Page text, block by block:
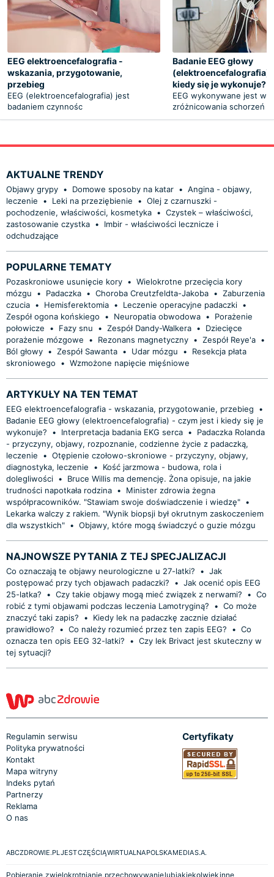
EEG elektroencefalografia -
wskazania, przygotowanie,
przebieg
EEG (elektroencefalografia) jest
badaniem czynnośc
Badanie EEG głowy
(elektroencefalografia)
kiedy się je wykonuje?
EEG wykonywane jest w
zróżnicowania schorzeń
AKTUALNE TRENDY
Objawy grypy • Domowe sposoby na katar • Angina - objawy,
leczenie
• Leki na przeziębienie • Olej z czarnuszki -
pochodzenie, właściwości, kosmetyka • Czystek – właściwości,
zastosowanie czystka •
Imbir - właściwości lecznicze i
odchudzające
POPULARNE TEMATY
Pozaskroniowe usunięcie kory • Wielokrotne przecięcia kory
mózgu
• Padaczka • Choroba Creutzfeldta-Jakoba • Zaburzenia
czucia • Hemisferektomia • Leczenie operacyjne padaczki •
Zespół ogona końskiego
• Neuropatia obwodowa •
Porażenie
połowicze
• Fazy snu • Zespół Dandy-Walkera •
Dziecięce
porażenie mózgowe
• Rezonans magnetyczny • Zespół Reye'a •
Ból głowy • Zespół Sawanta • Udar mózgu •
Resekcja płata
skroniowego
• Wzmożone napięcie mięśniowe
ARTYKUŁY NA TEN TEMAT
EEG elektroencefalografia - wskazania, przygotowanie, przebieg
•
Badanie EEG głowy (elektroencefalografia) - czym jest i kiedy się je
wykonuje?
• Interpretacja badania EKG serca •
Padaczka Rolanda
- przyczyny, objawy, rozpoznanie, codzienne życie z padaczką,
leczenie
• Otępienie czołowo-skroniowe - przyczyny, objawy,
diagnostyka, leczenie
•
Kość jarzmowa - budowa, rola i
dolegliwości •
Bruce Willis ma demencję. Żona opisuje, na jakie
trudności napotkała rodzina •
Minister zdrowia żegna
współpracowników. "Stawiam swoje doświadczenie i wiedzę" •
Lekarka walczy z rakiem. "Wynik biopsji był okrutnym zaskoczeniem
dla wszystkich" • Objawy, które mogą świadczyć o guzie mózgu
NAJNOWSZE PYTANIA Z TEJ SPECJALIZACJI
Co oznaczają te objawy neurologiczne u 27-latki? • Jak
postępować przy tych objawach padaczki?
• Jak ocenić opis EEG
25-latka?
• Czy takie objawy mogą mieć związek z nerwami? • Co
robić z tymi objawami podczas leczenia Lamotryginą?
• Co może
znaczyć taki zapis?
•
Kiedy lek na padaczkę zacznie działać
prawidłowo?
• Co należy rozumieć przez ten zapis EEG? • Co
oznacza ten opis EEG 32-latki?
• Czy lek Brivact jest skuteczny w
tej sytuacji?
Regulamin serwisu
Polityka prywatności
Kontakt
Mapa witryny
Indeks pytań
Partnerzy
Reklama
O nas
Certyfikaty
ABCZDROWIE.PL JEST CZĘŚCIĄ WIRTUALNA POLSKA MEDIA S.A.
Pobieranie, zwielokrotnianie, przechowywanie lub jakiekolwiek inne